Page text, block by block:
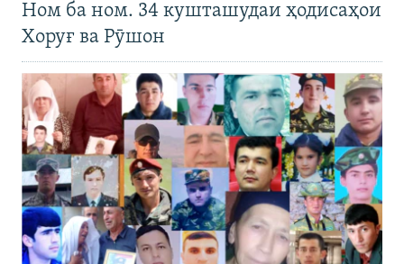
Ном ба ном. 34 кушташудаи ҳодисаҳои
Хоруғ ва Рӯшон